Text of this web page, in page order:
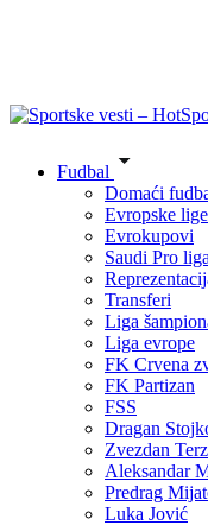
Fudbal
Domaći
Evropske lige
Evrokupovi
Saudi Pro liga
Transferi
Liga
Liga evrope
FK Crvena
FK Partizan
FSS
Dragan
Zvezdan
Aleksandar
Predrag
Luka Jović